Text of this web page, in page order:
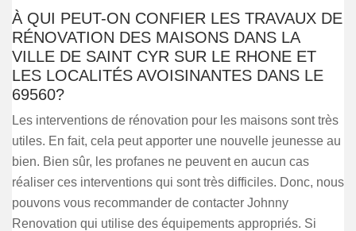
À QUI PEUT-ON CONFIER LES TRAVAUX DE
RÉNOVATION DES MAISONS DANS LA
VILLE DE SAINT CYR SUR LE RHONE ET
LES LOCALITÉS AVOISINANTES DANS LE
69560?
Les interventions de rénovation pour les maisons sont très
utiles. En fait, cela peut apporter une nouvelle jeunesse au
bien. Bien sûr, les profanes ne peuvent en aucun cas
réaliser ces interventions qui sont très difficiles. Donc, nous
pouvons vous recommander de contacter Johnny
Renovation qui utilise des équipements appropriés. Si